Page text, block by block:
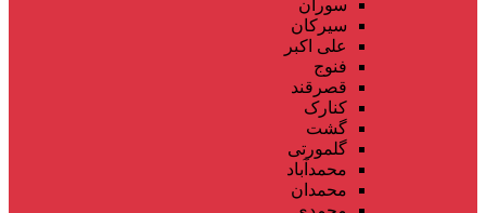
سوران
سیرکان
علی اکبر
فنوج
قصرقند
کنارک
گشت
گلمورتی
محمدآباد
محمدان